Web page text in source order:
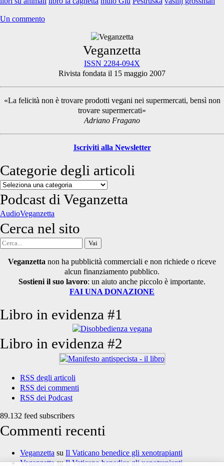
Un commento
Sidebar
Veganzetta
ISSN 2284-094X
Rivista fondata il 15 maggio 2007
«La felicità non è trovare prodotti vegani nei supermercati, bensì non
trovare supermercati»
Adriano Fragano
Iscriviti alla Newsletter
Categorie degli articoli
Categorie
degli
articoli
Podcast di Veganzetta
AudioVeganzetta
Cerca nel sito
Cerca
Veganzetta non ha pubblicità commerciali e non richiede o riceve
alcun finanziamento pubblico.
Sostieni il suo lavoro: un aiuto anche piccolo è importante.
FAI UNA DONAZIONE
Libro in evidenza #1
Libro in evidenza #2
RSS degli articoli
RSS dei commenti
RSS dei Podcast
89.132 feed subscribers
Commenti recenti
Veganzetta su Il Vaticano benedice gli xenotrapianti
VeganzettasuIl Vaticano benedice gli xenotrapianti